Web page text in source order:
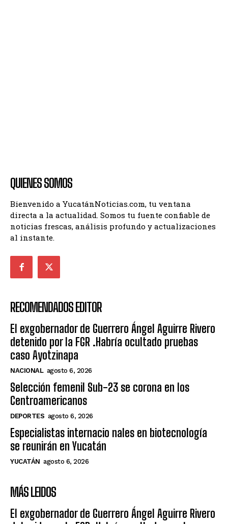
QUIENES SOMOS
Bienvenido a YucatánNoticias.com, tu ventana
directa a la actualidad. Somos tu fuente confiable de
noticias frescas, análisis profundo y actualizaciones
al instante.
RECOMENDADOS EDITOR
El exgobernador de Guerrero Ángel Aguirre Rivero
detenido por la FGR .Habría ocultado pruebas
caso Ayotzinapa
NACIONAL agosto 6, 2026
Selección femenil Sub-23 se corona en los
Centroamericanos
DEPORTES agosto 6, 2026
Especialistas internacio nales en biotecnología
se reunirán en Yucatán
YUCATÁN agosto 6, 2026
MÁS LEIDOS
El exgobernador de Guerrero Ángel Aguirre Rivero